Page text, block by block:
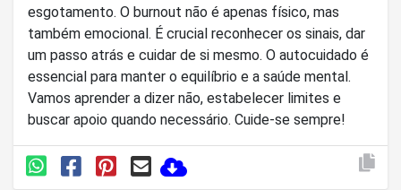
esgotamento. O burnout não é apenas físico, mas
também emocional. É crucial reconhecer os sinais, dar
um passo atrás e cuidar de si mesmo. O autocuidado é
essencial para manter o equilíbrio e a saúde mental.
Vamos aprender a dizer não, estabelecer limites e
buscar apoio quando necessário. Cuide-se sempre!